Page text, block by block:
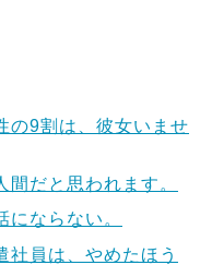
の9割は、彼女いませ
だと思われます。
ならない。
社員は、やめたほう